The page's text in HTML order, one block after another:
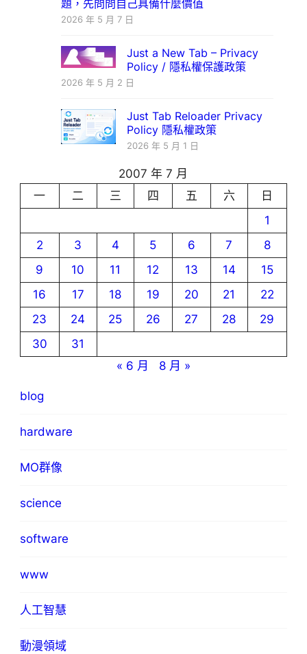
題，先問問自己具備什麼價值
2026 年 5 月 7 日
Just a New Tab – Privacy
Policy / 隱私權保護政策
2026 年 5 月 2 日
Just Tab Reloader Privacy
Policy 隱私權政策
2026 年 5 月 1 日
2007 年 7 月
一
二 三 四 五 六
日
1
2
3 4 5 6 7
8
9
10 11 12 13 14
15
16
17 18 19 20 21
22
23
24 25 26 27 28
29
30
31
« 6 月
8 月 »
blog
hardware
MO群像
science
software
www
人工智慧
動漫領域